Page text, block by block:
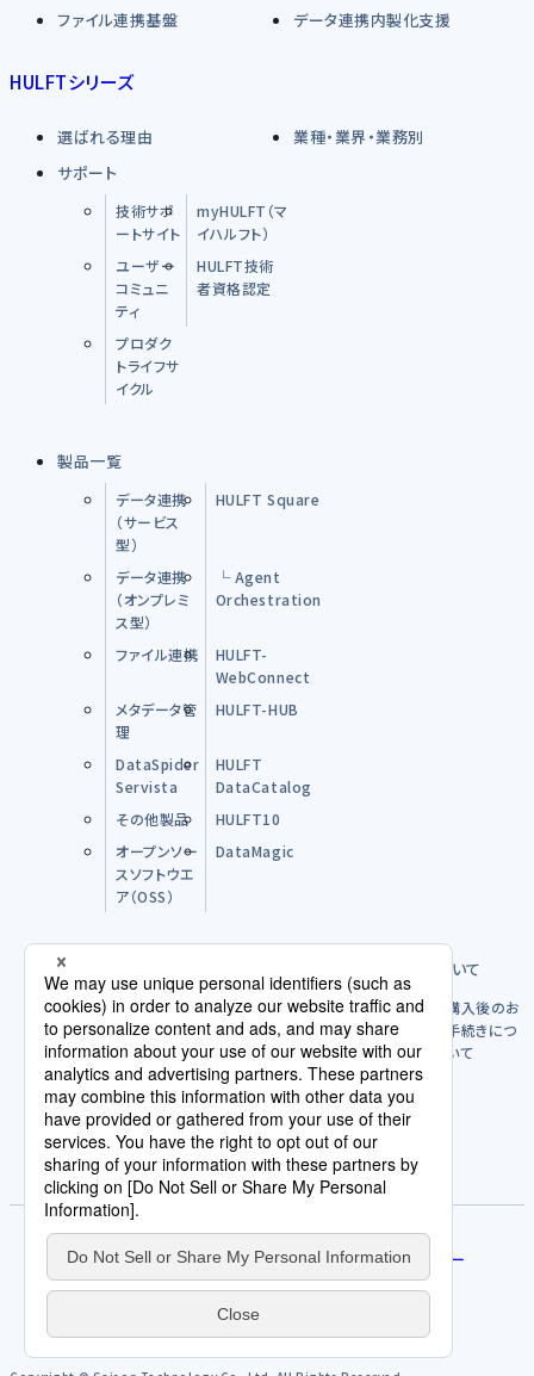
ファイル連携基盤
データ連携内製化支援
HULFTシリーズ
選ばれる理由
業種・業界・業務別
サポート
技術サポ
ートサイト
myHULFT（マ
イハルフト）
ユーザー
コミュニ
ティ
HULFT技術
者資格認定
プロダク
トライフサ
イクル
製品一覧
データ連携
（サービス
型）
HULFT Square
データ連携
（オンプレミ
ス型）
└ Agent
Orchestration
ファイル連携
HULFT-
WebConnect
メタデータ管
理
HULFT-HUB
DataSpider
Servista
HULFT
DataCatalog
その他製品
HULFT10
オープンソー
スソフトウエ
ア（OSS）
DataMagic
購入前のFAQ 製品のご購入方法について
購入後につ
いて
購入後のお
手続きにつ
いて
パートナー
ライセンスポリシー
使用許諾契約/利用規約
評価版を試す
サービス規約免責事項人権方針契約発注取引規約
個人情報の取扱いについてプライバシーポリシーサイトポリシー
CookieポリシーAI倫理原則
カスタマーハラスメントに関する当社の考え方